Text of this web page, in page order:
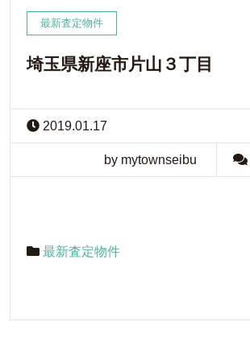
最新査定物件
埼玉県新座市片山３丁目
2019.01.17
by mytownseibu
最新査定物件